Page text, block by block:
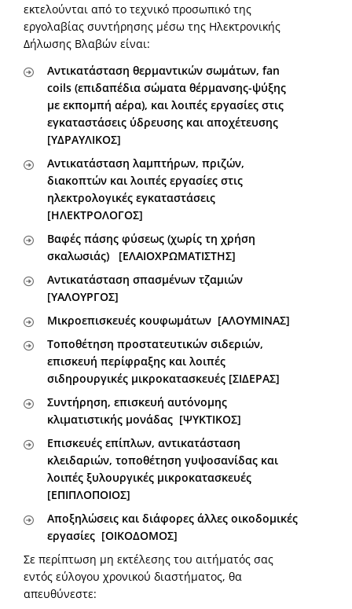
εκτελούνται από το τεχνικό προσωπικό της
εργολαβίας συντήρησης μέσω της Ηλεκτρονικής
Δήλωσης Βλαβών είναι:
Αντικατάσταση θερμαντικών σωμάτων, fan
coils (επιδαπέδια σώματα θέρμανσης-ψύξης
με εκπομπή αέρα), και λοιπές εργασίες στις
εγκαταστάσεις ύδρευσης και αποχέτευσης
[ΥΔΡΑΥΛΙΚΟΣ]
Αντικατάσταση λαμπτήρων, πριζών,
διακοπτών και λοιπές εργασίες στις
ηλεκτρολογικές εγκαταστάσεις
[ΗΛΕΚΤΡΟΛΟΓΟΣ]
Βαφές πάσης φύσεως (χωρίς τη χρήση
σκαλωσιάς) [ΕΛΑΙΟΧΡΩΜΑΤΙΣΤΗΣ]
Αντικατάσταση σπασμένων τζαμιών
[ΥΑΛΟΥΡΓΟΣ]
Μικροεπισκευές κουφωμάτων [ΑΛΟΥΜΙΝΑΣ]
Τοποθέτηση προστατευτικών σιδεριών,
επισκευή περίφραξης και λοιπές
σιδηρουργικές μικροκατασκευές [ΣΙΔΕΡΑΣ]
Συντήρηση, επισκευή αυτόνομης
κλιματιστικής μονάδας [ΨΥΚΤΙΚΟΣ]
Επισκευές επίπλων, αντικατάσταση
κλειδαριών, τοποθέτηση γυψοσανίδας και
λοιπές ξυλουργικές μικροκατασκευές
[ΕΠΙΠΛΟΠΟΙΟΣ]
Αποξηλώσεις και διάφορες άλλες οικοδομικές
εργασίες [ΟΙΚΟΔΟΜΟΣ]
Σε περίπτωση μη εκτέλεσης του αιτήματός σας
εντός εύλογου χρονικού διαστήματος, θα
απευθύνεστε: